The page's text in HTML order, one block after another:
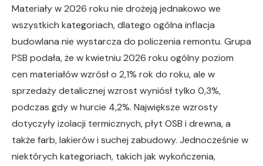
Materiały w 2026 roku nie drożeją jednakowo we
wszystkich kategoriach, dlatego ogólna inflacja
budowlana nie wystarcza do policzenia remontu. Grupa
PSB podała, że w kwietniu 2026 roku ogólny poziom
cen materiałów wzrósł o 2,1% rok do roku, ale w
sprzedaży detalicznej wzrost wyniósł tylko 0,3%,
podczas gdy w hurcie 4,2%. Największe wzrosty
dotyczyły izolacji termicznych, płyt OSB i drewna, a
także farb, lakierów i suchej zabudowy. Jednocześnie w
niektórych kategoriach, takich jak wykończenia,